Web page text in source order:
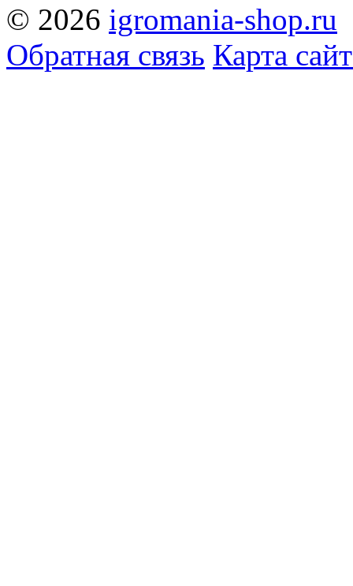
© 2026 igromania-shop.ru
Обратная связь Карта